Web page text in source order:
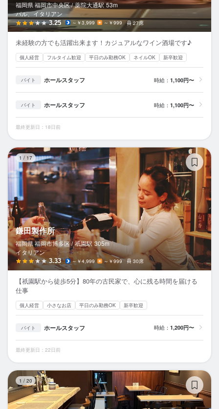
福岡県 福岡市中央区 / 薬院大通駅 53m
バル、イタリアン
3.25 ～￥3,999 ～￥999 27席
未経験の方でも活躍出来ます！カジュアルなワイン酒場です♪
個人経営 フルタイム歓迎 平日のみ勤務OK ネイルOK 新卒歓迎
バイト ホールスタッフ 時給： 1,100円〜
バイト ホールスタッフ 時給： 1,100円〜
最終更新日：18日前
1 / 17
鎌田製作所
福岡県 福岡市博多区 / 祇園駅 305m
イタリアン
3.33 ～￥4,999 ～￥999 30席
【祇園駅から徒歩5分】80年の古民家で、心に残る時間を届ける
仕事
個人経営 小さなお店 平日のみ勤務OK 新卒歓迎
バイト ホールスタッフ 時給： 1,200円〜
最終更新日：22日前
1 / 20